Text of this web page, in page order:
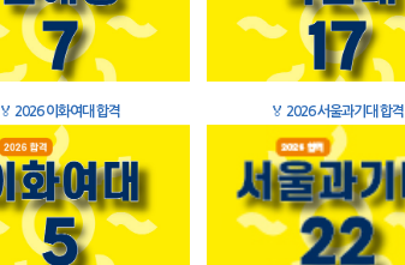
🏅 2026 이화여대 합격 🏅 2026 서울과기대 합격